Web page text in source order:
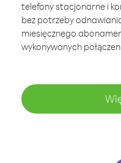
telefony stacjonarne i
bez potrzeby
miesięcznego
wykonywanych